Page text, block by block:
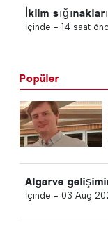
İklim
İçinde - 14 saat
Popüler
Algarve
İçinde - 03 Aug